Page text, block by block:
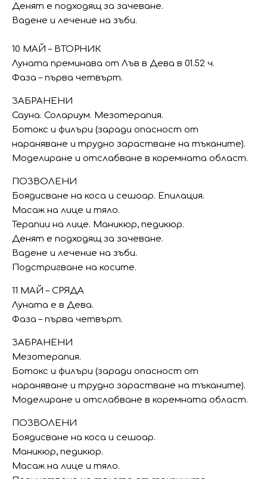
Денят е подходящ за зачеване.
Вадене и лечение на зъби.
10 МАЙ – ВТОРНИК
Луната преминава от Лъв в Дева в 01.52 ч.
Фаза – първа четвърт.
ЗАБРАНЕНИ
Сауна. Солариум. Мезотерапия.
Ботокс и филъри (заради опасност от
нараняване и трудно зарастване на тъканите).
Моделиране и отслабване в коремната област.
ПОЗВОЛЕНИ
Боядисване на коса и сешоар. Епилация.
Масаж на лице и тяло.
Терапии на лице. Маникюр, педикюр.
Денят е подходящ за зачеване.
Вадене и лечение на зъби.
Подстригване на косите.
11 МАЙ – СРЯДА
Луната е в Дева.
Фаза – първа четвърт.
ЗАБРАНЕНИ
Мезотерапия.
Ботокс и филъри (заради опасност от
нараняване и трудно зарастване на тъканите).
Моделиране и отслабване в коремната област.
ПОЗВОЛЕНИ
Боядисване на коса и сешоар.
Маникюр, педикюр.
Масаж на лице и тяло.